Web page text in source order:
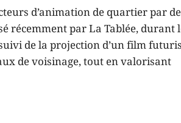
d’animation de quartier par
récemment par La Tablée, durant
de la projection d’un film
de voisinage, tout en valorisant